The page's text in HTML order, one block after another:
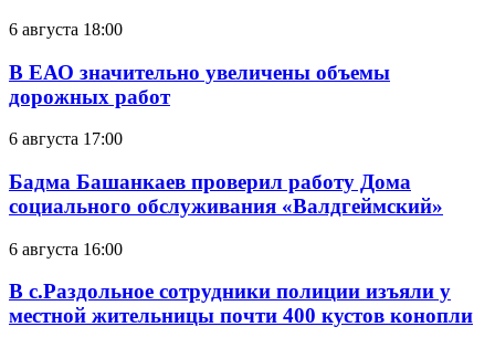
6 августа 18:00
В ЕАО значительно увеличены объемы
дорожных работ
6 августа 17:00
Бадма Башанкаев проверил работу Дома
социального обслуживания «Валдгеймский»
6 августа 16:00
В с.Раздольное сотрудники полиции изъяли у
местной жительницы почти 400 кустов конопли